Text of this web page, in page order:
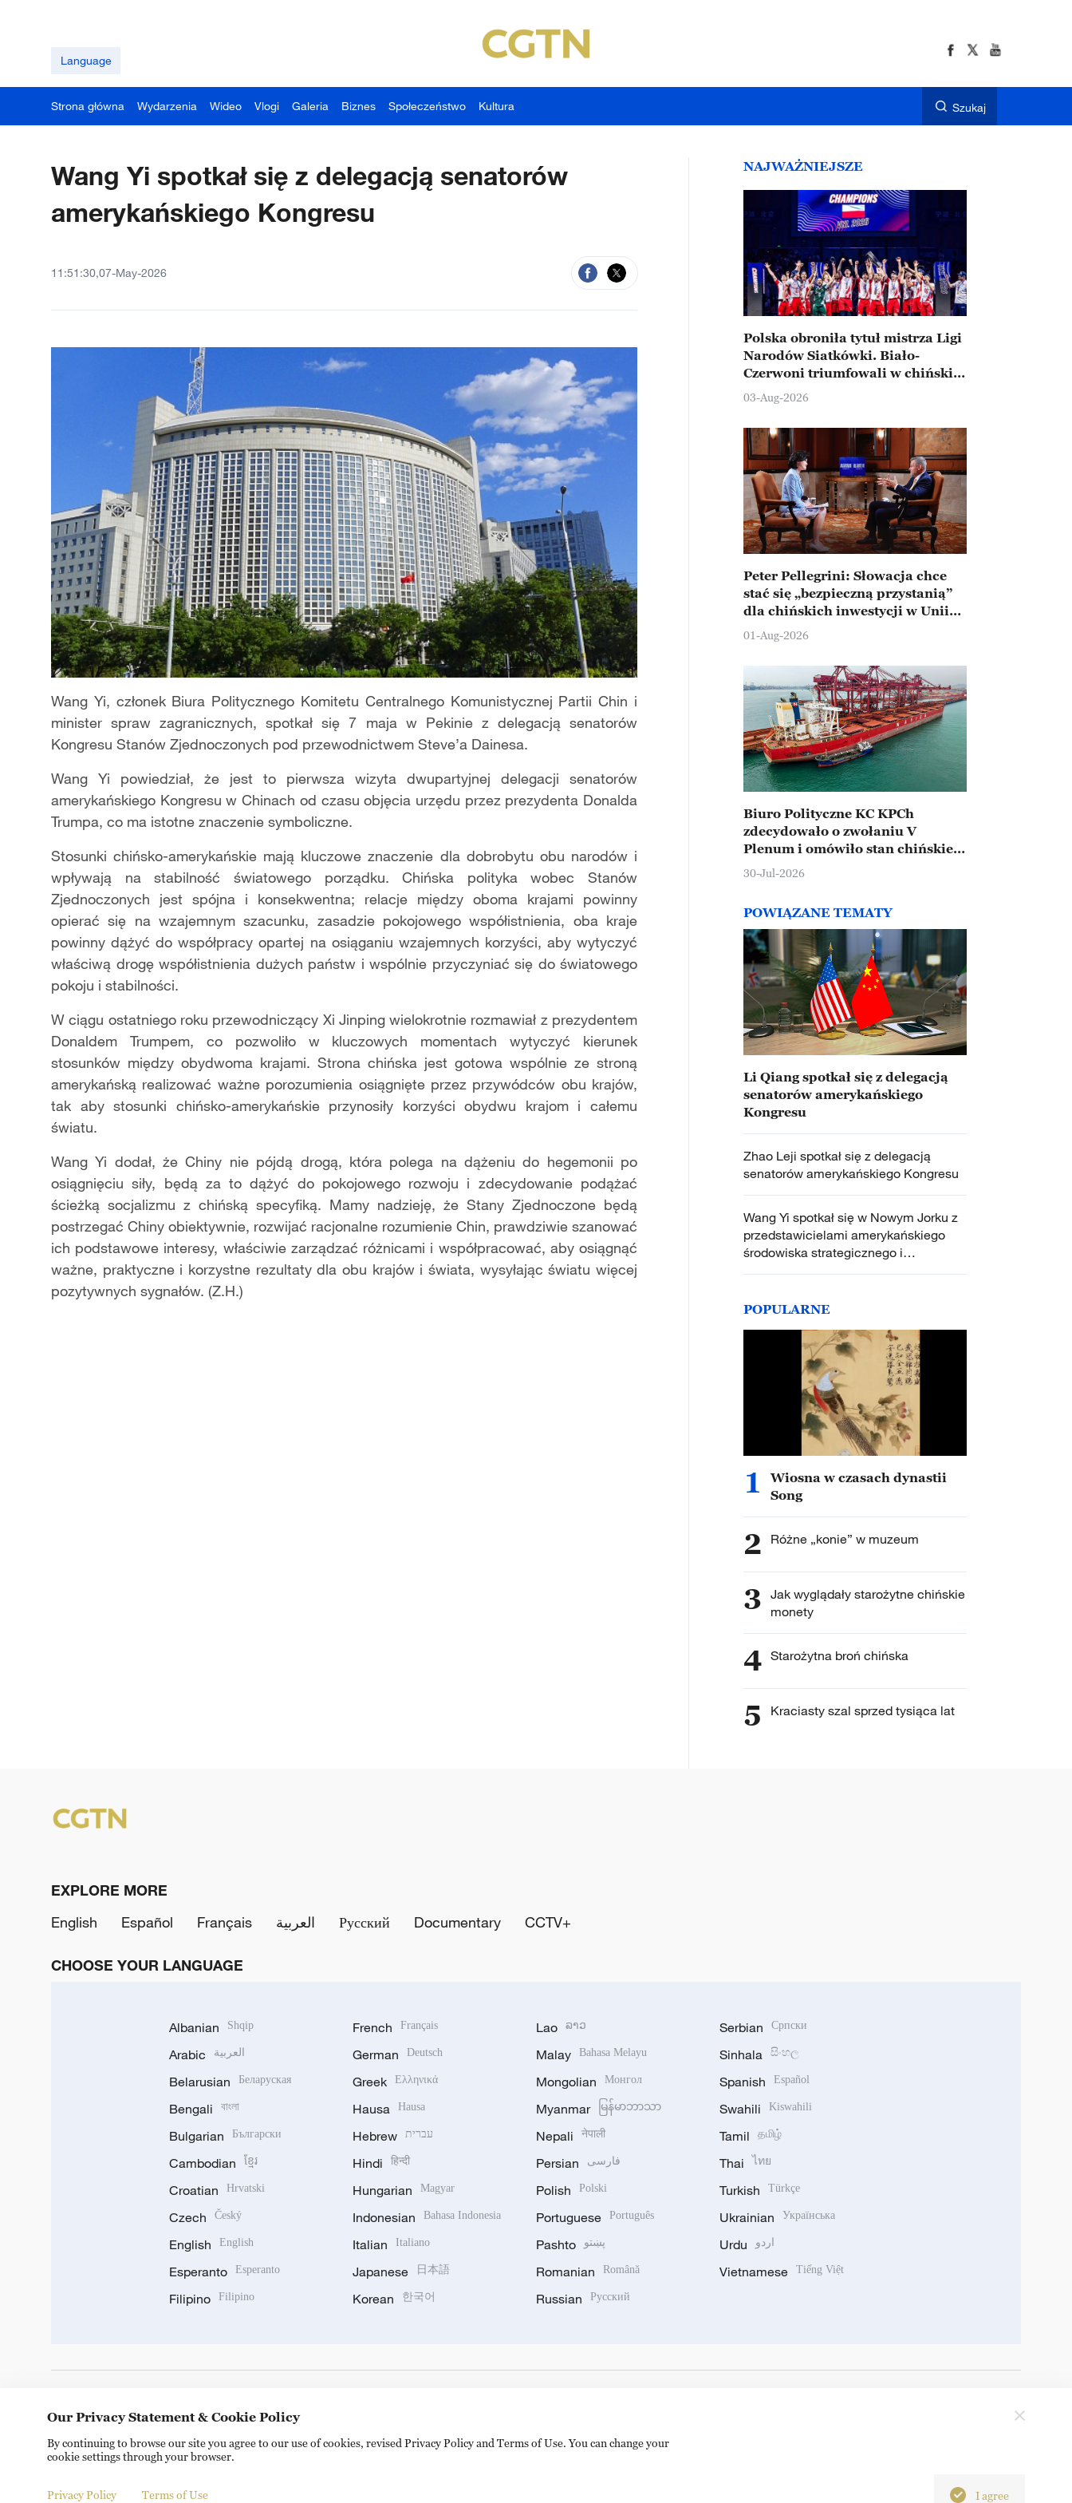
Language
Strona główna Wydarzenia Wideo Vlogi Galeria Biznes Społeczeństwo Kultura Szukaj
Wang Yi spotkał się z delegacją senatorów
amerykańskiego Kongresu
11:51:30,07-May-2026
Wang Yi, członek Biura Politycznego Komitetu Centralnego Komunistycznej Partii Chin i
minister spraw zagranicznych, spotkał się 7 maja w Pekinie z delegacją senatorów
Kongresu Stanów Zjednoczonych pod przewodnictwem Steve’a Dainesa.
Wang Yi powiedział, że jest to pierwsza wizyta dwupartyjnej delegacji senatorów
amerykańskiego Kongresu w Chinach od czasu objęcia urzędu przez prezydenta Donalda
Trumpa, co ma istotne znaczenie symboliczne.
Stosunki chińsko-amerykańskie mają kluczowe znaczenie dla dobrobytu obu narodów i
wpływają na stabilność światowego porządku. Chińska polityka wobec Stanów
Zjednoczonych jest spójna i konsekwentna; relacje między oboma krajami powinny
opierać się na wzajemnym szacunku, zasadzie pokojowego współistnienia, oba kraje
powinny dążyć do współpracy opartej na osiąganiu wzajemnych korzyści, aby wytyczyć
właściwą drogę współistnienia dużych państw i wspólnie przyczyniać się do światowego
pokoju i stabilności.
W ciągu ostatniego roku przewodniczący Xi Jinping wielokrotnie rozmawiał z prezydentem
Donaldem Trumpem, co pozwoliło w kluczowych momentach wytyczyć kierunek
stosunków między obydwoma krajami. Strona chińska jest gotowa wspólnie ze stroną
amerykańską realizować ważne porozumienia osiągnięte przez przywódców obu krajów,
tak aby stosunki chińsko-amerykańskie przynosiły korzyści obydwu krajom i całemu
światu.
Wang Yi dodał, że Chiny nie pójdą drogą, która polega na dążeniu do hegemonii po
osiągnięciu siły, będą za to dążyć do pokojowego rozwoju i zdecydowanie podążać
ścieżką socjalizmu z chińską specyfiką. Mamy nadzieję, że Stany Zjednoczone będą
postrzegać Chiny obiektywnie, rozwijać racjonalne rozumienie Chin, prawdziwie szanować
ich podstawowe interesy, właściwie zarządzać różnicami i współpracować, aby osiągnąć
ważne, praktyczne i korzystne rezultaty dla obu krajów i świata, wysyłając światu więcej
pozytywnych sygnałów. (Z.H.)
NAJWAŻNIEJSZE
Polska obroniła tytuł mistrza Ligi
Narodów Siatkówki. Biało-
Czerwoni triumfowali w chińskim
Ningbo
03-Aug-2026
Peter Pellegrini: Słowacja chce
stać się „bezpieczną przystanią”
dla chińskich inwestycji w Unii
Europejskiej
01-Aug-2026
Biuro Polityczne KC KPCh
zdecydowało o zwołaniu V
Plenum i omówiło stan chińskiej
gospodarki
30-Jul-2026
POWIĄZANE TEMATY
Li Qiang spotkał się z delegacją
senatorów amerykańskiego
Kongresu
Zhao Leji spotkał się z delegacją
senatorów amerykańskiego Kongresu
Wang Yi spotkał się w Nowym Jorku z
przedstawicielami amerykańskiego
środowiska strategicznego i
biznesowego
POPULARNE
1
Wiosna w czasach dynastii
Song
2 Różne „konie” w muzeum
3 Jak wyglądały starożytne chińskie
monety
4 Starożytna broń chińska
5 Kraciasty szal sprzed tysiąca lat
EXPLORE MORE
English
Español Français العربية Русский Documentary CCTV+
CHOOSE YOUR LANGUAGE
Albanian Shqip
Arabic العربية
Belarusian Беларуская
Bengali বাংলা
Bulgarian Български
Cambodian ខ្មែរ
Croatian Hrvatski
Czech Český
English English
Esperanto Esperanto
Filipino Filipino
French Français
German Deutsch
Greek Ελληνικά
Hausa Hausa
Hebrew עברית
Hindi हिन्दी
Hungarian Magyar
Indonesian Bahasa Indonesia
Italian Italiano
Japanese 日本語
Korean 한국어
Lao ລາວ
Malay Bahasa Melayu
Mongolian Монгол
Myanmar မြန်မာဘာသာ
Nepali नेपाली
Persian فارسی
Polish Polski
Portuguese Português
Pashto پښتو
Romanian Română
Russian Русский
Serbian Српски
Sinhala සිංහල
Spanish Español
Swahili Kiswahili
Tamil தமிழ்
Thai ไทย
Turkish Türkçe
Ukrainian Українська
Urdu اردو
Vietnamese Tiếng Việt
Copyright © 2024 CGTN. 京ICP备20000184号
Our Privacy Statement & Cookie Policy
By continuing to browse our site you agree to our use of cookies, revised Privacy Policy and Terms of Use. You can change your
cookie settings through your browser.
Privacy Policy Terms of Use I agree